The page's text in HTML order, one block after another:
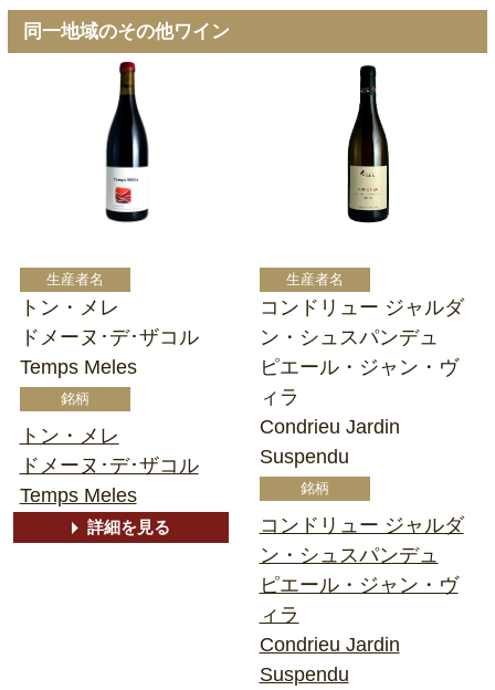
同一地域のその他ワイン
トン・メレ
ドメーヌ･デ･ザコル
Temps Meles
トン・メレ
ドメーヌ･デ･ザコル
Temps Meles
詳細を見る
コンドリュー ジャルダ
ン・シュスパンデュ
ピエール・ジャン・ヴ
ィラ
Condrieu Jardin
Suspendu
コンドリュー ジャルダ
ン・シュスパンデュ
ピエール・ジャン・ヴ
ィラ
Condrieu Jardin
Suspendu